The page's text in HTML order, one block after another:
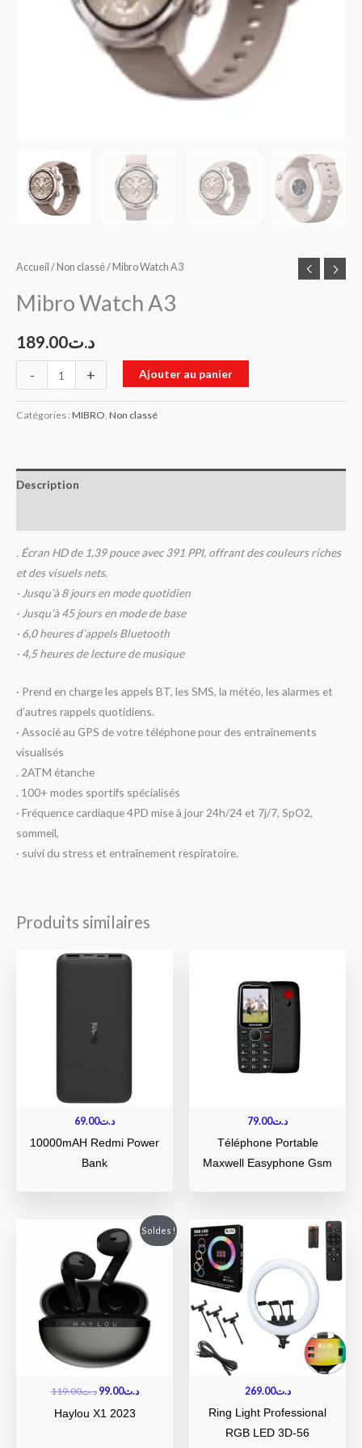
Accueil / Non classé/ Mibro Watch A3
Mibro Watch A3
د.ت189.00
- + Ajouter au panier
Catégories : MIBRO, Non classé
Description
. Écran HD de 1,39 pouce avec 391 PPI, offrant des couleurs riches
et des visuels nets.
· Jusqu’à 8 jours en mode quotidien
· Jusqu’à 45 jours en mode de base
· 6,0 heures d’appels Bluetooth
· 4,5 heures de lecture de musique
· Prend en charge les appels BT, les SMS, la météo, les alarmes et
d’autres rappels quotidiens.
· Associé au GPS de votre téléphone pour des entraînements
visualisés
. 2ATM étanche
. 100+ modes sportifs spécialisés
· Fréquence cardiaque 4PD mise à jour 24h/24 et 7j/7, SpO2,
sommeil,
· suivi du stress et entraînement respiratoire.
Produits similaires
د.ت69.00
10000mAH Redmi Power
Bank
د.ت79.00
Téléphone Portable
Maxwell Easyphone Gsm
Soldes !
د.ت119.00
prix
initial
était :
د.ت99.00
Le
prix
Haylou X1 2023
د.ت269.00
Ring Light Professional
RGB LED 3D-56